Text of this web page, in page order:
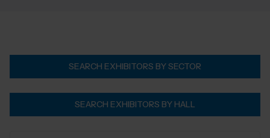
SEARCH EXHIBITORS BY SECTOR
SEARCH EXHIBITORS BY HALL